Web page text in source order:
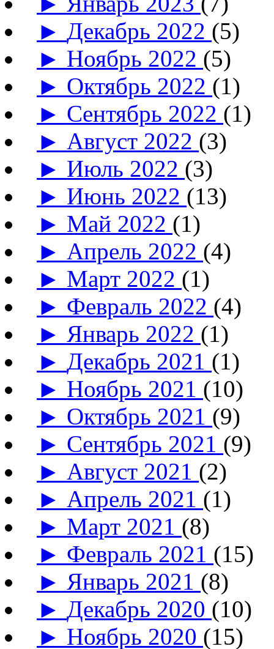
► Декабрь 2022 (5)
► Ноябрь 2022 (5)
► Октябрь 2022 (1)
► Сентябрь 2022 (1)
► Август 2022 (3)
► Июль 2022 (3)
► Июнь 2022 (13)
► Май 2022 (1)
► Апрель 2022 (4)
► Март 2022 (1)
► Февраль 2022 (4)
► Январь 2022 (1)
► Декабрь 2021 (1)
► Ноябрь 2021 (10)
► Октябрь 2021 (9)
► Сентябрь 2021 (9)
► Август 2021 (2)
► Апрель 2021 (1)
► Март 2021 (8)
► Февраль 2021 (15)
► Январь 2021 (8)
► Декабрь 2020 (10)
► Ноябрь 2020 (15)